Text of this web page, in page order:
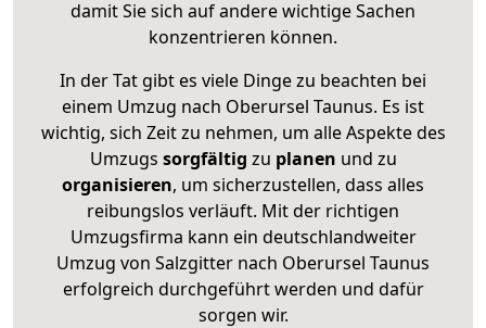
damit Sie sich auf andere wichtige Sachen
konzentrieren können.
In der Tat gibt es viele Dinge zu beachten bei
einem Umzug nach Oberursel Taunus. Es ist
wichtig, sich Zeit zu nehmen, um alle Aspekte des
Umzugs sorgfältig zu planen und zu
organisieren, um sicherzustellen, dass alles
reibungslos verläuft. Mit der richtigen
Umzugsfirma kann ein deutschlandweiter
Umzug von Salzgitter nach Oberursel Taunus
erfolgreich durchgeführt werden und dafür
sorgen wir.